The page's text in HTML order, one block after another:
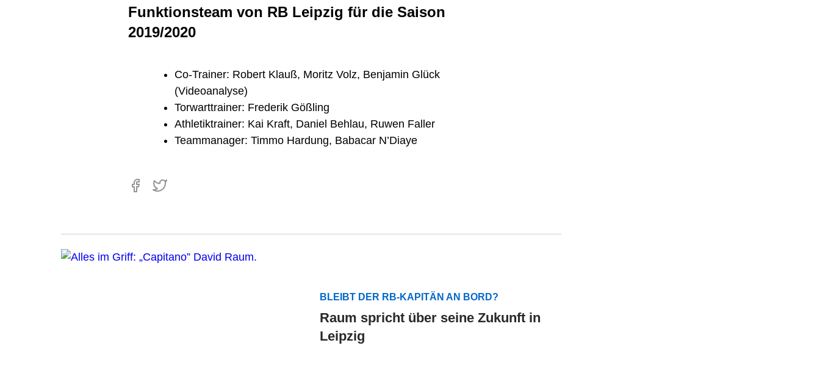
Funktionsteam von RB Leipzig für die Saison
2019/2020
Co-Trainer: Robert Klauß, Moritz Volz, Benjamin Glück
(Videoanalyse)
Torwarttrainer: Frederik Gößling
Athletiktrainer: Kai Kraft, Daniel Behlau, Ruwen Faller
Teammanager: Timmo Hardung, Babacar N’Diaye
BLEIBT DER RB-KAPITÄN AN BORD?
Raum spricht über seine Zukunft in
Leipzig